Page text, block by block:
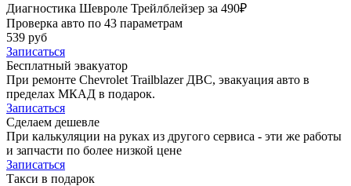
Диагностика Шевроле Трейлблейзер за 490₽
Проверка авто по 43 параметрам
539 руб
Записаться
Бесплатный эвакуатор
При ремонте Chevrolet Trailblazer ДВС, эвакуация авто в
пределах МКАД в подарок.
Записаться
Сделаем дешевле
При калькуляции на руках из другого сервиса - эти же работы
и запчасти по более низкой цене
Записаться
Такси в подарок